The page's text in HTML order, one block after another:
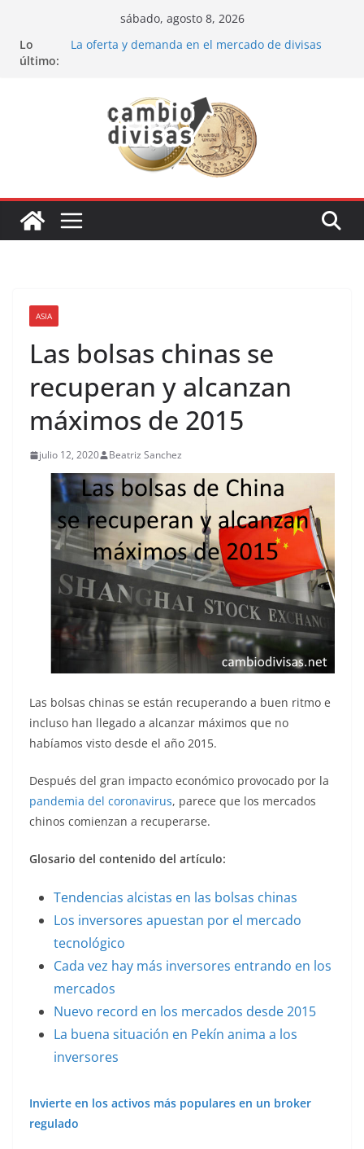
contenido
sábado, agosto 8, 2026
Lo
último:
La oferta y demanda en el mercado de divisas
Oportunidades de inversión en el sector petrolero
en 2024
Los bancos más recomendados para invertir en
Estrategia de los soldados Forex
ASIA
Las bolsas chinas se
recuperan y alcanzan
máximos de 2015
julio 12, 2020 Beatriz Sanchez
Las bolsas chinas se están recuperando a buen ritmo e
incluso han llegado a alcanzar máximos que no
habíamos visto desde el año 2015.
Después del gran impacto económico provocado por la
pandemia del coronavirus, parece que los mercados
chinos comienzan a recuperarse.
Glosario del contenido del artículo:
Tendencias alcistas en las bolsas chinas
Los inversores apuestan por el mercado
tecnológico
Cada vez hay más inversores entrando en los
mercados
Nuevo record en los mercados desde 2015
La buena situación en Pekín anima a los
inversores
Invierte en los activos más populares en un broker
regulado